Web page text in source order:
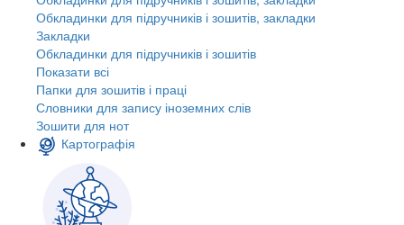
Обкладинки для підручників і зошитів, закладки
Закладки
Обкладинки для підручників і зошитів
Показати всі
Папки для зошитів і праці
Словники для запису іноземних слів
Зошити для нот
Картографія